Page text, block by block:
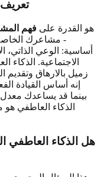
من ناحية أخرى، الذكاء العاطفي (EQ) هو القدرة على فهم
- مشاعرك
أساسية: الوعي الذاتي،
الاجتماعية.
زميل بالارهاق
إنه أساس القيادة
بينما قد يساعدك
الذكاء العاطفي
هل الذكاء العاطفي